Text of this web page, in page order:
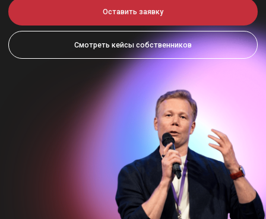
вместе с вами разбираем
ваш текущий бизнес, нишу, сегменты и экономику,
пересобираем начинку продукта и маркетинга,
находим точки прорыва и делаем так,чтобы рост